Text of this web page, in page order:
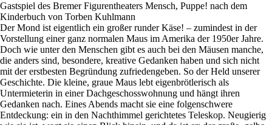
Gastspiel des Bremer Figurentheaters Mensch, Puppe! nach dem
Kinderbuch von Torben Kuhlmann
Der Mond ist eigentlich ein großer runder Käse! – zumindest in der
Vorstellung einer ganz normalen Maus im Amerika der 1950er Jahre.
Doch wie unter den Menschen gibt es auch bei den Mäusen manche,
die anders sind, besondere, kreative Gedanken haben und sich nicht
mit der erstbesten Begründung zufriedengeben. So der Held unserer
Geschichte. Die kleine, graue Maus lebt eigenbrötlerisch als
Untermieterin in einer Dachgeschosswohnung und hängt ihren
Gedanken nach. Eines Abends macht sie eine folgenschwere
Entdeckung: ein in den Nachthimmel gerichtetes Teleskop. Neugierig